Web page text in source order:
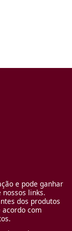
e pode ganhar
links.
dos produtos
com